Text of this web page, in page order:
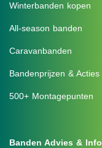
Winterbanden kopen
All-season banden
Caravanbanden
Bandenprijzen & Acties
500+ Montagepunten
Banden Advies & Info